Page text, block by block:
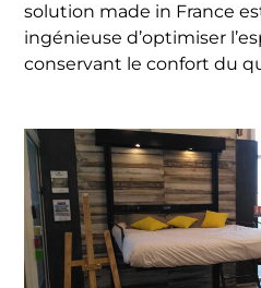
solution made in France
ingénieuse d’optimiser
conservant le confort du